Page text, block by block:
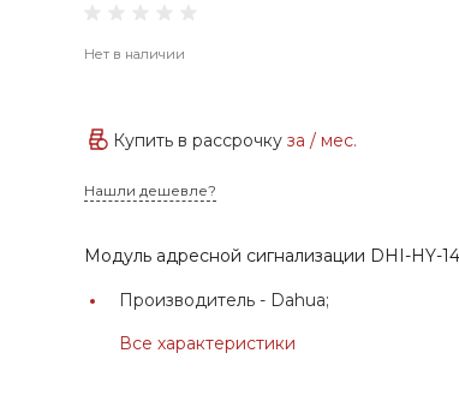
Нет в наличии
Купить в рассрочкуза/ мес.
Нашли дешевле?
Модуль адресной сигнализации DHI-HY-
Производитель - Dahua;
Все характеристики